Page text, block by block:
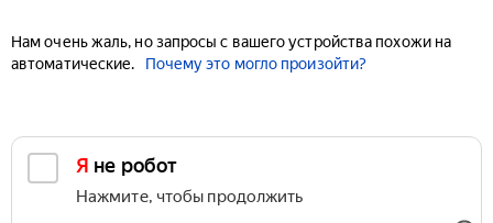
Нам очень жаль, но запросы с вашего устройства похожи на
автоматические.
Почему это могло произойти?
Я не робот
Нажмите, чтобы продолжить